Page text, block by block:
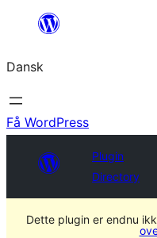
Spring
indhold
Dansk
Få WordPress
Plugin
Directory
Dette plugin er endnu